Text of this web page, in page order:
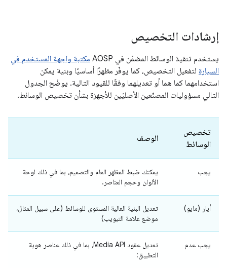
إرشادات التخصيص
يستخدم تنفيذ الوسائط المضمّن في AOSP
مكتبة واجهة المستخدم في
السيارة لتفعيل التخصيص، كما يوفّر مظهرًا أساسيًا وبنية يمكن
استخدامهما كما هما أو تعديلهما وفقًا للقيود التالية. يوضّح الجدول
التالي مسؤوليات المصنّعين الأصليّين للأجهزة بشأن تخصيص الوسائط.
تخصيص
الوسائط
الوصف
يجب
يمكنك ضبط المظهر العام والتصميم، بما في ذلك لوحة
الألوان وحجم العناصر.
أيار (مايو)
تعديل البنية العالية المستوى للوسائط (على سبيل المثال،
موضع علامة التبويب)
يجب عدم
تعديل عقود Media API، بما في ذلك عناصر هوية
التطبيق: